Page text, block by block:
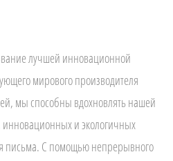
лучшей инновационной
мирового производителя
мы способны вдохновлять нашей
и экологичных
письма. С помощью непрерывного